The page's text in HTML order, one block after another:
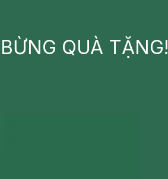
QUÀ TẶNG!